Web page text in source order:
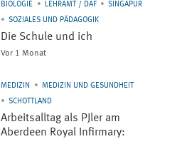
BIOLOGIE LEHRAMT / DAF
SINGAPUR
SOZIALES UND PÄDAGOGIK
Die Schule und ich
Vor 1 Monat
MEDIZIN
MEDIZIN UND GESUNDHEIT
SCHOTTLAND
Arbeitsalltag als PJler am
Aberdeen Royal Infirmary: